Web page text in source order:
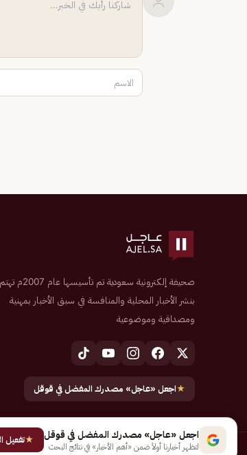
صحيفة إلكترونية سعودية تم تأسيسها عام 2007م تهتم
بنشر الأخبار المحلية والمنافسة في سبق الأخبار بمهنية
ومصداقية وموضوعية
★اجعل «عاجل» مصدرك المفضل في قوقل
جميع الحقوق محفوظة لـ شركة إيجاز للنشر الإلكتروني المالكة
اجعل «عاجل» مصدرك المفضل في قوقل
لتظهر أخبارنا أولاً ضمن «أهم الأخبار» في نتائج البحث
★تفعيل